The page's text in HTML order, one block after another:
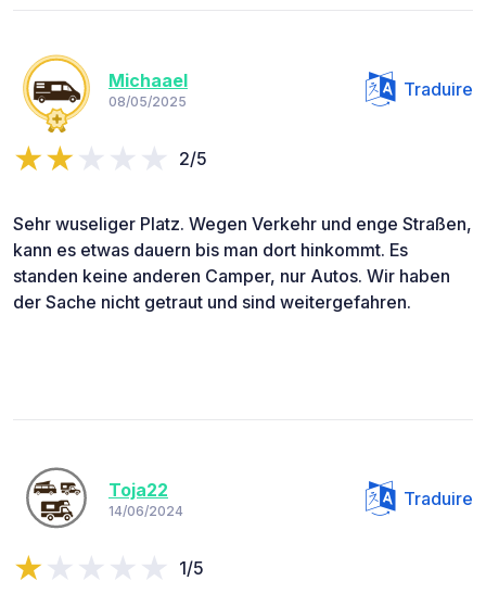
Michaael
08/05/2025
Traduire
2/5
Sehr wuseliger Platz. Wegen Verkehr und enge Straßen,
kann es etwas dauern bis man dort hinkommt. Es
standen keine anderen Camper, nur Autos. Wir haben
der Sache nicht getraut und sind weitergefahren.
Toja22
14/06/2024
Traduire
1/5